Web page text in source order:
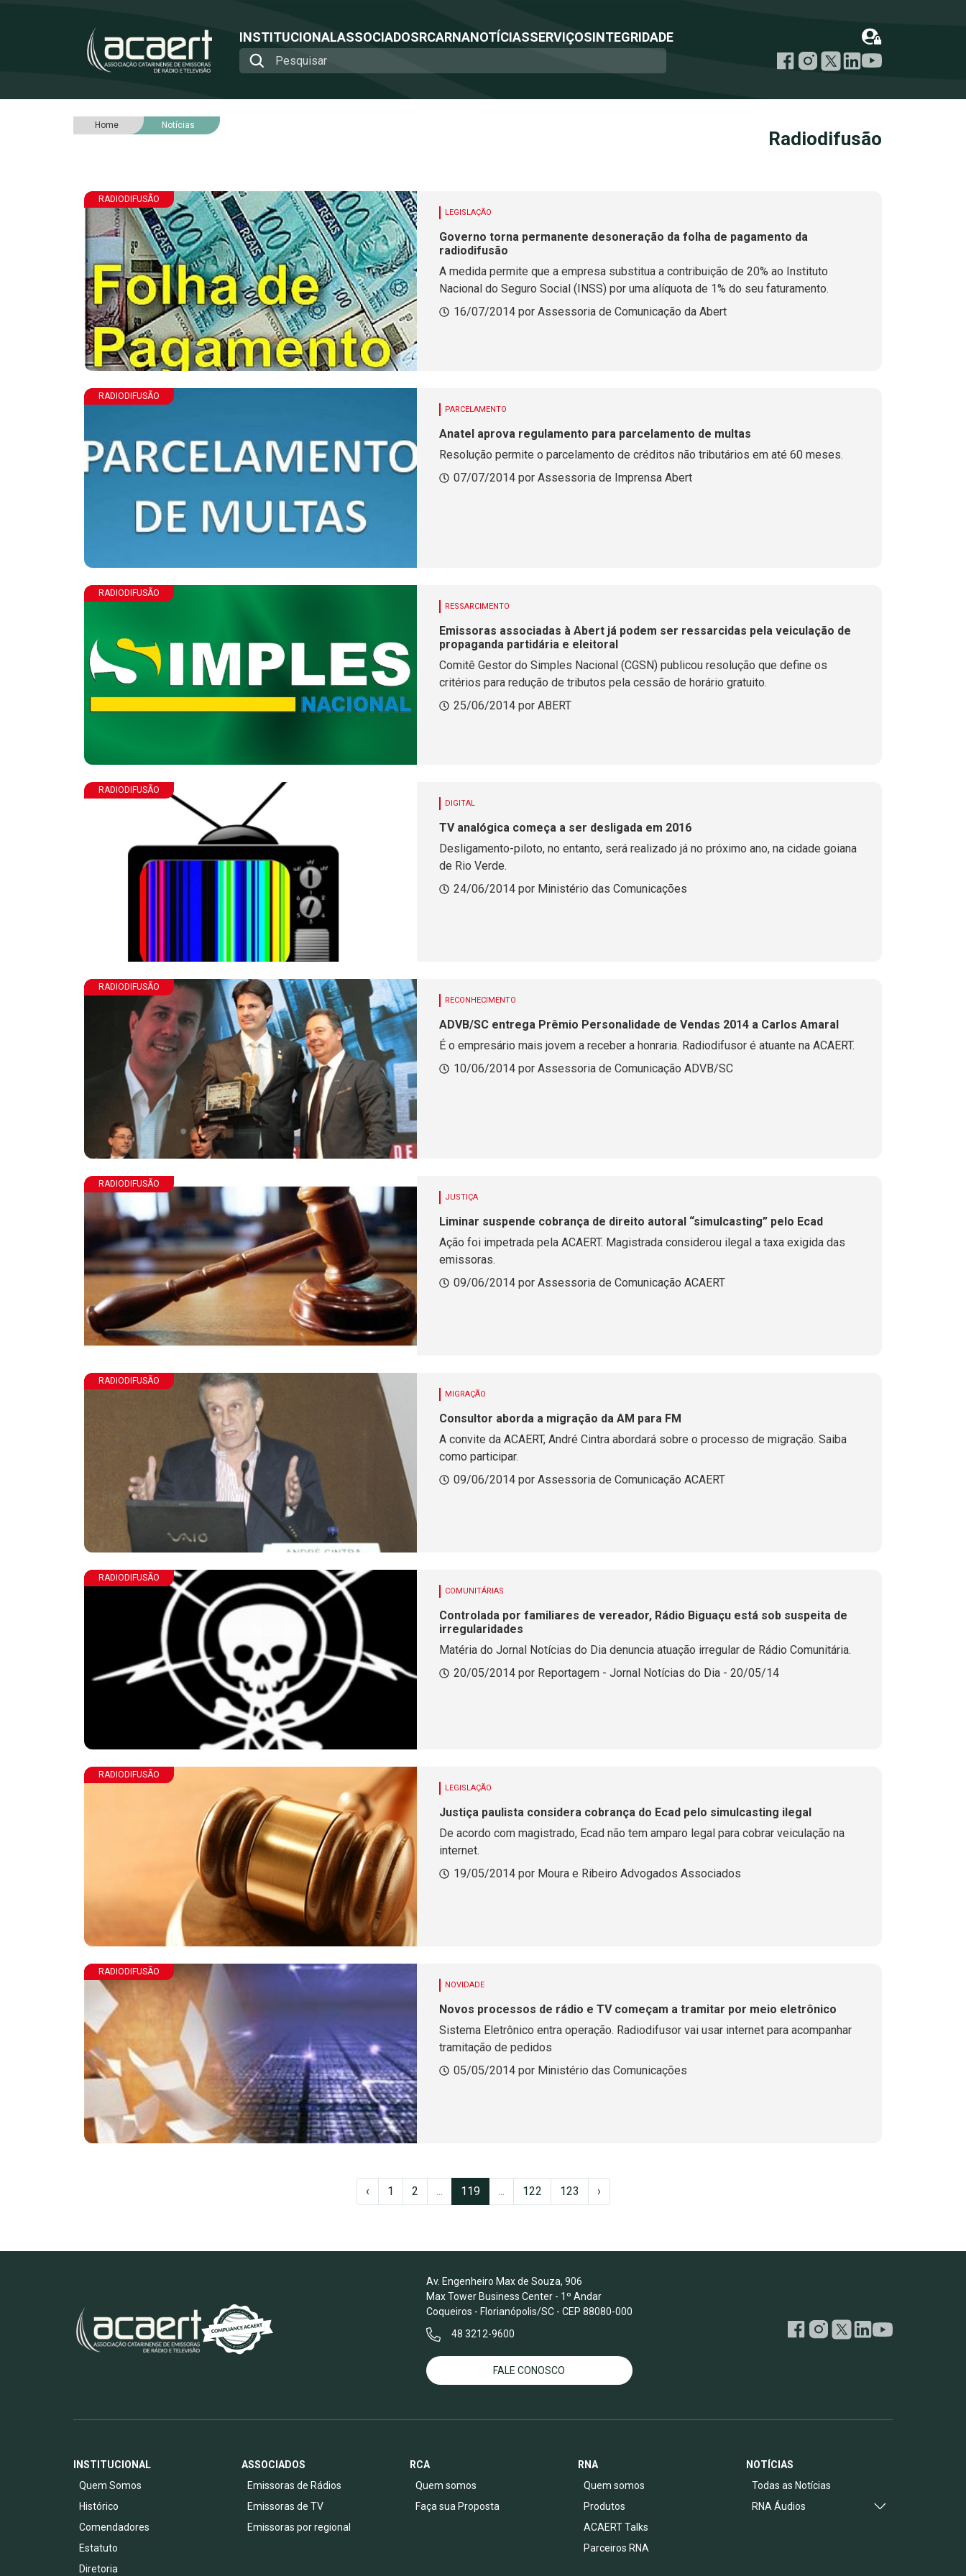
INSTITUCIONALASSOCIADOSRCARNANOTÍCIASSERVIÇOSINTEGRIDADE
Home Notícias
Radiodifusão
RADIODIFUSÃO
LEGISLAÇÃO
Governo torna permanente desoneração da folha de pagamento da
radiodifusão
A medida permite que a empresa substitua a contribuição de 20% ao Instituto
Nacional do Seguro Social (INSS) por uma alíquota de 1% do seu faturamento.
16/07/2014 por Assessoria de Comunicação da Abert
RADIODIFUSÃO
PARCELAMENTO
Anatel aprova regulamento para parcelamento de multas
Resolução permite o parcelamento de créditos não tributários em até 60 meses.
07/07/2014 por Assessoria de Imprensa Abert
RADIODIFUSÃO
RESSARCIMENTO
Emissoras associadas à Abert já podem ser ressarcidas pela veiculação de
propaganda partidária e eleitoral
Comitê Gestor do Simples Nacional (CGSN) publicou resolução que define os
critérios para redução de tributos pela cessão de horário gratuito.
25/06/2014 por ABERT
RADIODIFUSÃO
DIGITAL
TV analógica começa a ser desligada em 2016
Desligamento-piloto, no entanto, será realizado já no próximo ano, na cidade goiana
de Rio Verde.
24/06/2014 por Ministério das Comunicações
RADIODIFUSÃO
RECONHECIMENTO
ADVB/SC entrega Prêmio Personalidade de Vendas 2014 a Carlos Amaral
É o empresário mais jovem a receber a honraria. Radiodifusor é atuante na ACAERT.
10/06/2014 por Assessoria de Comunicação ADVB/SC
RADIODIFUSÃO
JUSTIÇA
Liminar suspende cobrança de direito autoral “simulcasting” pelo Ecad
Ação foi impetrada pela ACAERT. Magistrada considerou ilegal a taxa exigida das
emissoras.
09/06/2014 por Assessoria de Comunicação ACAERT
RADIODIFUSÃO
MIGRAÇÃO
Consultor aborda a migração da AM para FM
A convite da ACAERT, André Cintra abordará sobre o processo de migração. Saiba
como participar.
09/06/2014 por Assessoria de Comunicação ACAERT
RADIODIFUSÃO
COMUNITÁRIAS
Controlada por familiares de vereador, Rádio Biguaçu está sob suspeita de
irregularidades
Matéria do Jornal Notícias do Dia denuncia atuação irregular de Rádio Comunitária.
20/05/2014 por Reportagem - Jornal Notícias do Dia - 20/05/14
RADIODIFUSÃO
LEGISLAÇÃO
Justiça paulista considera cobrança do Ecad pelo simulcasting ilegal
De acordo com magistrado, Ecad não tem amparo legal para cobrar veiculação na
internet.
19/05/2014 por Moura e Ribeiro Advogados Associados
RADIODIFUSÃO
NOVIDADE
Novos processos de rádio e TV começam a tramitar por meio eletrônico
Sistema Eletrônico entra operação. Radiodifusor vai usar internet para acompanhar
tramitação de pedidos
05/05/2014 por Ministério das Comunicações
‹ 1 2 ... 119 ... 122 123 ›
Av. Engenheiro Max de Souza, 906
Max Tower Business Center - 1º Andar
Coqueiros - Florianópolis/SC - CEP 88080-000
48 3212-9600
FALE CONOSCO
INSTITUCIONAL
Quem Somos
Histórico
Comendadores
Estatuto
Diretoria
ASSOCIADOS
Emissoras de Rádios
Emissoras de TV
Emissoras por regional
RCA
Quem somos
Faça sua Proposta
RNA
Quem somos
Produtos
ACAERT Talks
Parceiros RNA
NOTÍCIAS
Todas as Notícias
RNA Áudios